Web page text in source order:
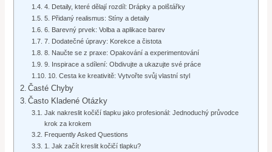
4. Detaily, které dělají rozdíl: Drápky a polštářky
5. Přidaný realismus: Stíny a detaily
6. Barevný prvek: Volba a aplikace barev
7. Dodatečné úpravy: Korekce a čistota
8. Naučte se z praxe: Opakování a experimentování
9. Inspirace a sdílení: Obdivujte a ukazujte své práce
10. Cesta ke kreativitě: Vytvořte svůj vlastní styl
Časté Chyby
Často Kladené Otázky
Jak nakreslit kočičí tlapku jako profesionál: Jednoduchý průvodce
krok za krokem
Frequently Asked Questions
1. Jak začít kreslit kočičí tlapku?